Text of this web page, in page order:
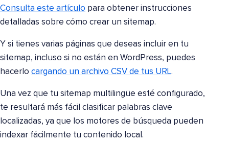
Consulta este artículo para obtener instrucciones
detalladas sobre cómo crear un sitemap.
Y si tienes varias páginas que deseas incluir en tu
sitemap, incluso si no están en WordPress, puedes
hacerlo cargando un archivo CSV de tus URL.
Una vez que tu sitemap multilingüe esté configurado,
te resultará más fácil clasificar palabras clave
localizadas, ya que los motores de búsqueda pueden
indexar fácilmente tu contenido local.